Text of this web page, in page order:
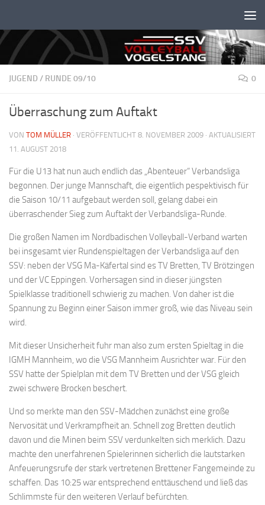
JUGEND / RUNDE 09/10 0
Überraschung zum Auftakt
VON TOM MÜLLER · VERÖFFENTLICHT 8. NOVEMBER 2009 · AKTUALISIERT
11. AUGUST 2018
Für die U13 hat nun auch endlich das „Abenteuer“ Verbandsliga
begonnen. Der junge Mannschaft, die eigentlich pespektivisch für
die Saison 10/11 aufgebaut werden soll, gelang dabei ein
überraschender Sieg zum Auftakt der Verbandsliga-Runde.
Die großen Namen im Nordbadischen Volleyball-Verband warten
bei insgesamt vier Rundenspieltagen der Verbandsliga auf den
SSV: neben der VSG Ma-Käfertal sind es TV Bretten, TV Brötzingen
und der VC Eppingen. Vorhersagen sind in dieser jüngsten
Spielklasse traditionell schwierig zu machen. Von daher ist die
Spannung zu Beginn einer Saison immer groß, wie das Niveau sein
wird.
Mit dieser Unsicherheit fuhr man also zum ersten Spieltag in die
IGMH Mannheim, wo die VSG Mannheim Ausrichter war. Für den
SSV hatte der Spielplan mit dem TV Bretten und der VSG gleich
zwei schwere Brocken beschert.
Und so merkte man den SSV-Mädchen zunächst eine große
Nervosität und Verkrampfheit an. Schnell zog Bretten deutlich
davon und die Minen beim SSV verdunkelten sich merklich. Dazu
machte den unerfahrenen Spielerinnen sicherlich die lautstarken
Anfeuerungsrufe der stark vertretenen Brettener Fangemeinde zu
schaffen. Das 10:25 war entsprechend enttäuschend und ließ das
Schlimmste für den weiteren Verlauf befürchten.